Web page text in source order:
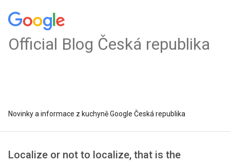
Official Blog Česká republika
Novinky a informace z kuchyně Google Česká republika
Localize or not to localize, that is the